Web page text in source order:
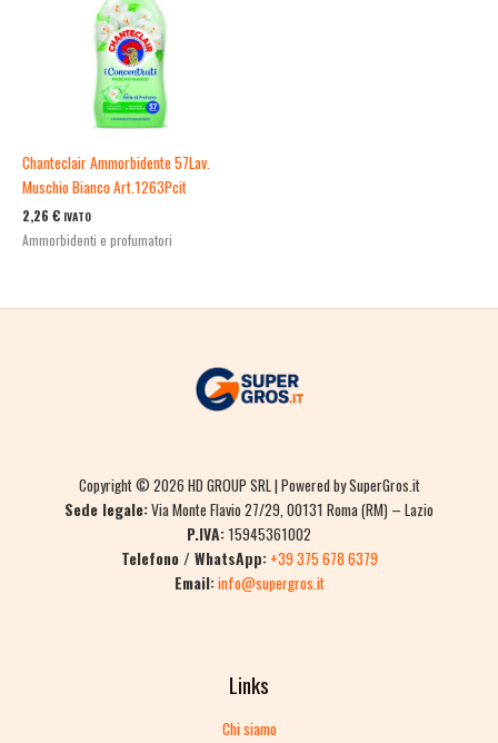
Chanteclair Ammorbidente 57Lav.
Muschio Bianco Art.1263Pcit
2,26 € IVATO
Ammorbidenti e profumatori
Copyright © 2026 HD GROUP SRL | Powered by SuperGros.it
Sede legale:Via Monte Flavio 27/29, 00131 Roma (RM) – Lazio
P.IVA:15945361002
Telefono / WhatsApp: +39 375 678 6379
Email:info@supergros.it
Links
Chi siamo